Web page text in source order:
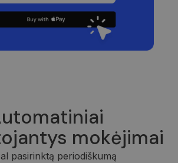
mokėjimai
pasirinktą periodiškumą